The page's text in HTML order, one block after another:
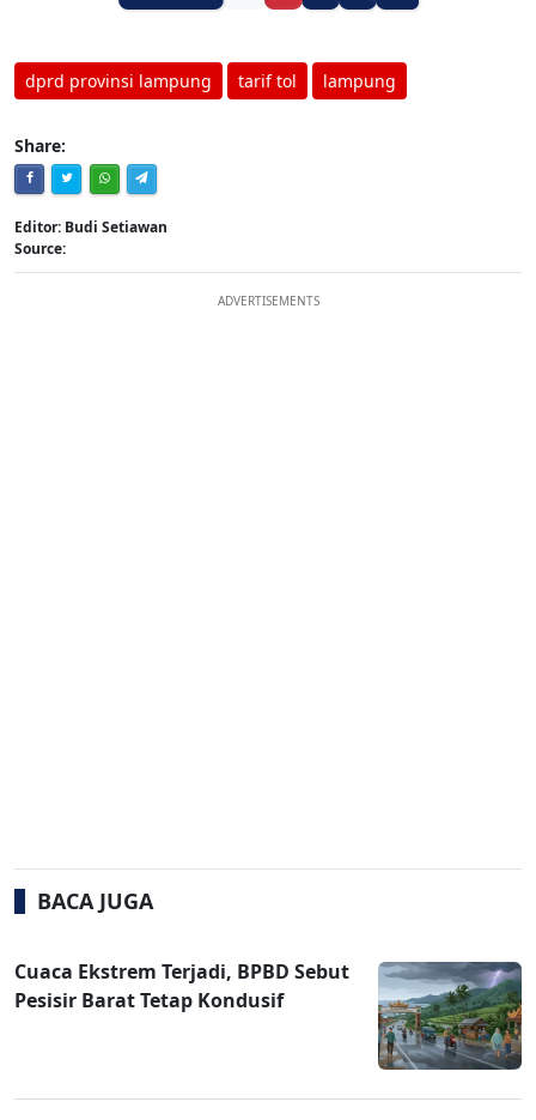
dprd provinsi lampung tarif tol lampung
Share:
Editor: Budi Setiawan
Source:
ADVERTISEMENTS
BACA JUGA
Cuaca Ekstrem Terjadi, BPBD Sebut
Pesisir Barat Tetap Kondusif